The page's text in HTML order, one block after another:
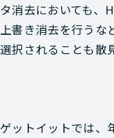
タ消去においても、
上書き消去を行うな
選択されることも散
ゲットイットでは、